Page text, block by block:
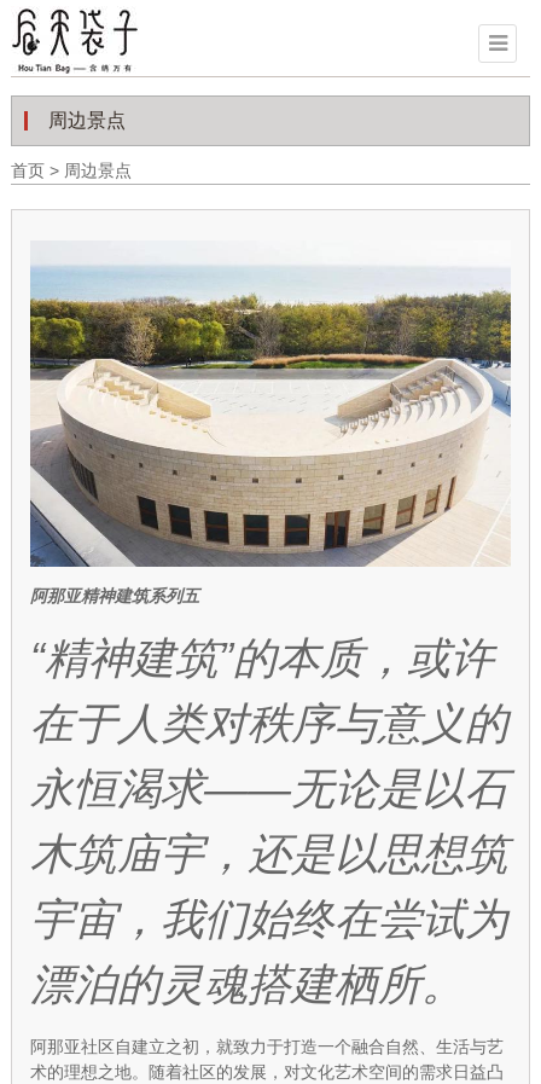
周边景点
首页> 周边景点
阿那亚精神建筑系列五
“精神建筑”的本质，或许
在于人类对秩序与意义的
永恒渴求——无论是以石
木筑庙宇，还是以思想筑
宇宙，我们始终在尝试为
漂泊的灵魂搭建栖所。
阿那亚社区自建立之初，就致力于打造一个融合自然、生活与艺
术的理想之地。随着社区的发展，对文化艺术空间的需求日益凸